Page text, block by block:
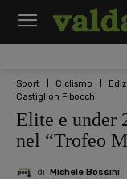
Sport Ciclismo
Castiglion Fibocchi
Elite e under
nel “Trofeo
di Michele Bossini